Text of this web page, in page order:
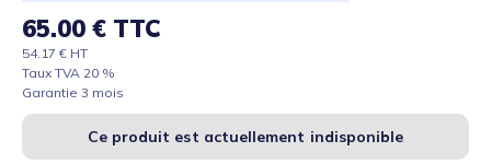
65.00 € TTC
54.17 € HT
Taux TVA 20 %
Garantie 3 mois
Ce produit est actuellement indisponible